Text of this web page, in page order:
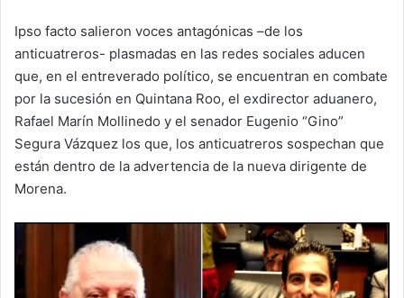
Ipso facto salieron voces antagónicas –de los
anticuatreros- plasmadas en las redes sociales aducen
que, en el entreverado político, se encuentran en combate
por la sucesión en Quintana Roo, el exdirector aduanero,
Rafael Marín Mollinedo y el senador Eugenio “Gino”
Segura Vázquez los que, los anticuatreros sospechan que
están dentro de la advertencia de la nueva dirigente de
Morena.